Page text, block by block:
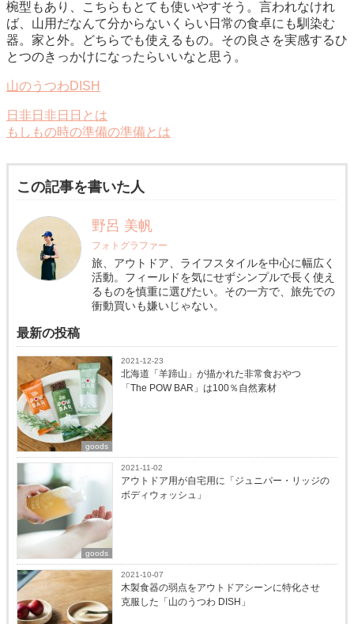
椀型もあり、こちらもとても使いやすそう。言われなけれ
ば、山用だなんて分からないくらい日常の食卓にも馴染む
器。家と外。どちらでも使えるもの。その良さを実感するひ
とつのきっかけになったらいいなと思う。
山のうつわDISH
日非日非日日とは
もしもの時の準備の準備とは
この記事を書いた人
野呂 美帆
フォトグラファー
旅、アウトドア、ライフスタイルを中心に幅広く
活動。フィールドを気にせずシンプルで長く使え
るものを慎重に選びたい。その一方で、旅先での
衝動買いも嫌いじゃない。
最新の投稿
goods
2021-12-23
北海道「羊蹄山」が描かれた非常食おやつ
「The POW BAR」は100％自然素材
goods
2021-11-02
アウトドア用が自宅用に「ジュニパー・リッジの
ボディウォッシュ」
2021-10-07
木製食器の弱点をアウトドアシーンに特化させ
克服した「山のうつわ DISH」